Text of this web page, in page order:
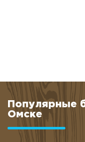
Популярные
Омске